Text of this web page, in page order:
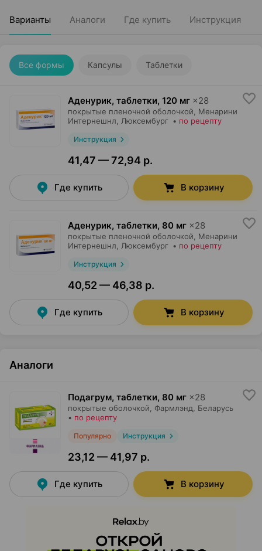
Варианты Аналоги Где купить Инструкция
Все формы Капсулы Таблетки
Аденурик, таблетки, 120 мг ×28
покрытые пленочной оболочкой,
Менарини
Интернешнл , Люксембург • по рецепту
Инструкция
41,47 — 72,94 р.
Где купить В корзину
Аденурик, таблетки, 80 мг ×28
покрытые пленочной оболочкой,
Менарини
Интернешнл , Люксембург • по рецепту
Инструкция
40,52 — 46,38 р.
Где купить В корзину
Аналоги
Подагрум, таблетки, 80 мг ×28
покрытые оболочкой, Фармлэнд , Беларусь
• по рецепту
Популярно Инструкция
23,12 — 41,97 р.
Где купить В корзину